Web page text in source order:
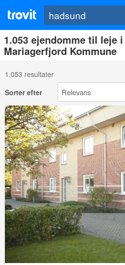
1.053 ejendomme til leje
Mariagerfjord Kommune
1,053 resultater
Sorter efter